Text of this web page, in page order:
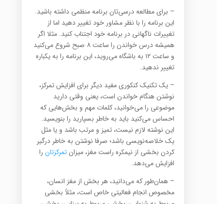
– برای مطالعه درسی‌تان برنامه منظمی داشته باشید.
این برنامه را با نظر مشاور خود تغییر دهید اما از
تغییرات ناگهانی در برنامه خود اجتناب کنید. مثلا اگر
همیشه درس خواندن را ساعت ۸ صبح شروع می‌کنید
و ساعت ۱۲ به باشگاه می‌روید، این برنامه را به یکباره
تغییر ندهید.
– یک تکنیک کنکوری مفید دیگر برای افزایش تمرکز،
نوشتن هنگام خواندن است، یعنی وقتی دارید
موضوعی را می‌خوانید، کلمات مهم و بخش‌هایی که
احساس می‌کنید باید به خاطر بسپارید را بنویسید.
این نوشته لازم نیست، تمیز و مرتب باشد و یا مثل
یک خلاصه‌نویسی باشد؛ صرفا نوشتن به خاطر درگیر
کردن بخشی از نیمکره‌ راست مغز، میزانتمرکزتان را
افزایش می‌دهد.
– همان‌طور که می‌دانید، هر بخش از مغز انسان،
مخصوص انجام فعالیتی خاص است، مثلاً بخشی